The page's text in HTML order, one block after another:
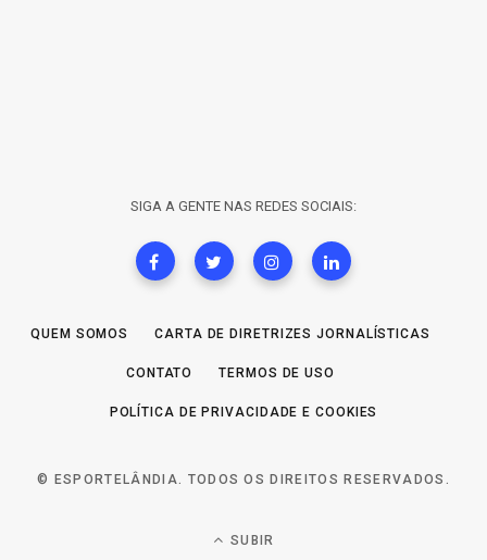
SIGA A GENTE NAS REDES SOCIAIS:
QUEM SOMOS CARTA DE DIRETRIZES JORNALÍSTICAS
CONTATO TERMOS DE USO
POLÍTICA DE PRIVACIDADE E COOKIES
© ESPORTELÂNDIA. TODOS OS DIREITOS RESERVADOS.
SUBIR